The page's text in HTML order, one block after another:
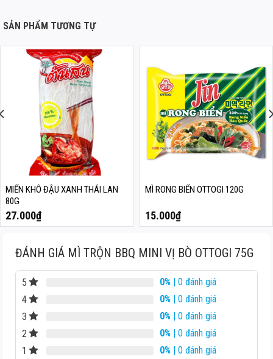
SẢN PHẨM TƯƠNG TỰ
MIẾN KHÔ ĐẬU XANH THÁI LAN
80G
27.000₫
MÌ RONG BIỂN OTTOGI 120G
15.000₫
ĐÁNH GIÁ MÌ TRỘN BBQ MINI VỊ BÒ OTTOGI 75G
5 0% | 0 đánh giá
4
0% | 0 đánh giá
3
0% | 0 đánh giá
2
0% | 0 đánh giá
1
0% | 0 đánh giá